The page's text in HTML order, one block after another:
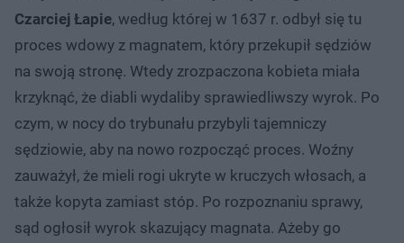
Czarciej Łapie, według której w 1637 r. odbył się tu
proces wdowy z magnatem, który przekupił sędziów
na swoją stronę. Wtedy zrozpaczona kobieta miała
krzyknąć, że diabli wydaliby sprawiedliwszy wyrok. Po
czym, w nocy do trybunału przybyli tajemniczy
sędziowie, aby na nowo rozpocząć proces. Woźny
zauważył, że mieli rogi ukryte w kruczych włosach, a
także kopyta zamiast stóp. Po rozpoznaniu sprawy,
sąd ogłosił wyrok skazujący magnata. Ażeby go